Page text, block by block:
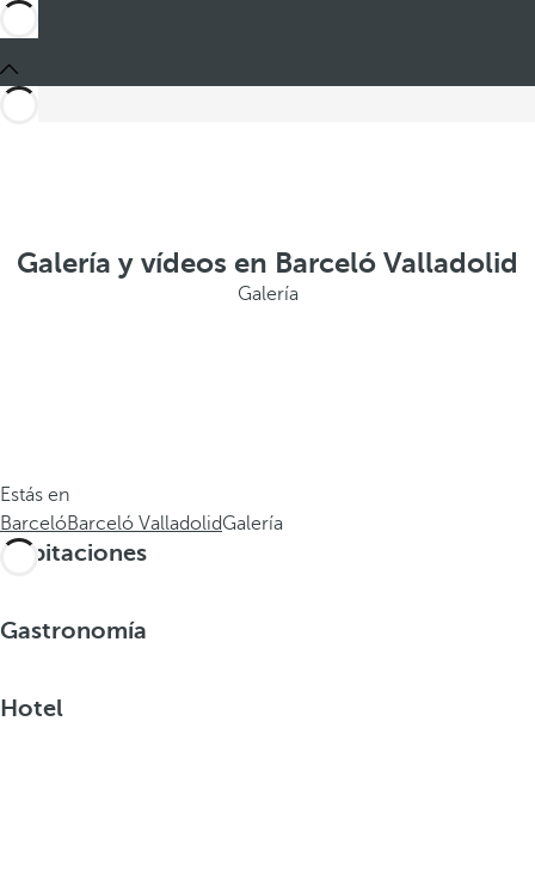
Galería y vídeos en Barceló Valladolid
Galería
Estás en
BarcelóBarceló ValladolidGalería
Habitaciones
Gastronomía
Hotel